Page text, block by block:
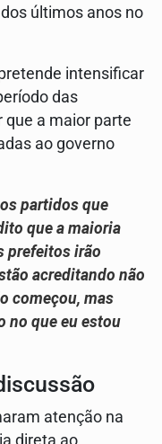
últimos anos no
intensificar
das
a maior parte
ao governo
partidos que
que a maioria
prefeitos irão
acreditando não
começou, mas
no que eu estou
atenção na